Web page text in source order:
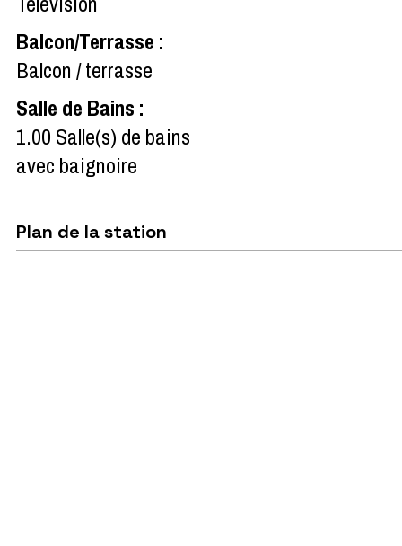
Balcon/Terrasse :
Balcon / terrasse
Salle de Bains :
1.00 Salle(s) de bains
avec baignoire
Plan de la station